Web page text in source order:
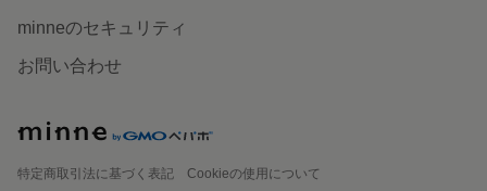
minneのセキュリティ
お問い合わせ
特定商取引法に基づく表記
Cookieの使用について